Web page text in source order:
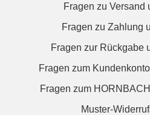
Fragen zu Versand
Fragen zu Zahlung
Fragen zur Rückgabe
Fragen zum
Fragen zum
Muster-